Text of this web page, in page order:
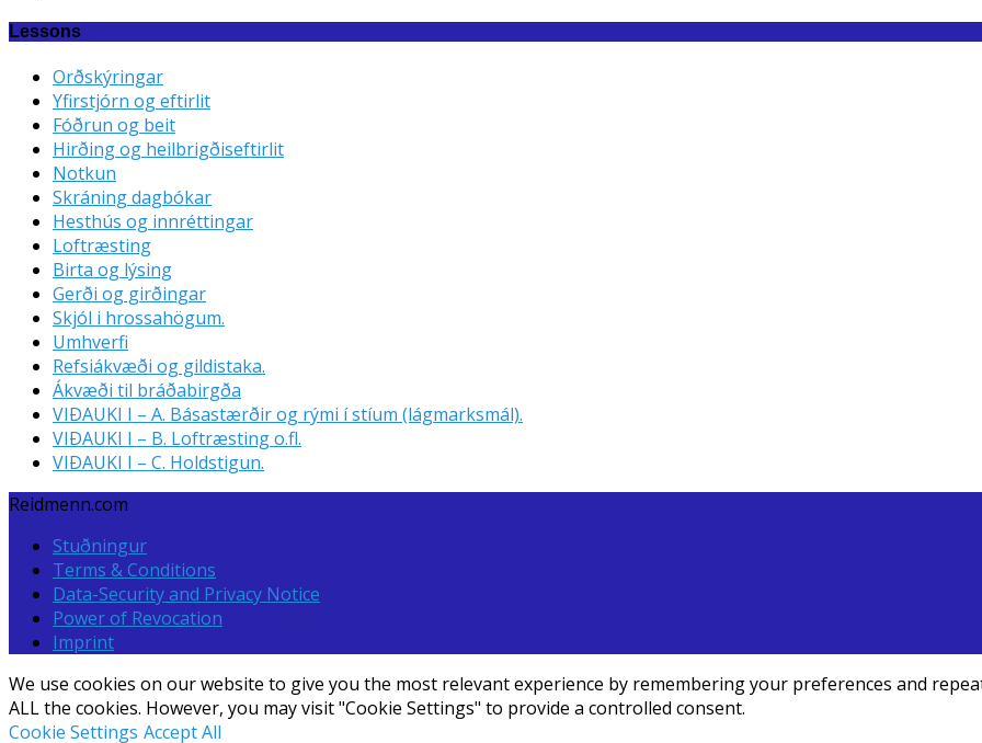
Lessons
Orðskýringar
Yfirstjórn og eftirlit
Fóðrun og beit
Hirðing og heilbrigðiseftirlit
Notkun
Skráning dagbókar
Hesthús og innréttingar
Loftræsting
Birta og lýsing
Gerði og girðingar
Skjól i hrossahögum.
Umhverfi
Refsiákvæði og gildistaka.
Ákvæði til bráðabirgða
VIÐAUKI I – A. Básastærðir og rými í stíum (lágmarksmál).
VIÐAUKI I – B. Loftræsting o.fl.
VIÐAUKI I – C. Holdstigun.
Reidmenn.com
Stuðningur
Terms & Conditions
Data-Security and Privacy Notice
Power of Revocation
Imprint
We use cookies on our website to give you the most relevant experience by remembering your preferences and
ALL the cookies. However, you may visit "Cookie Settings" to provide a controlled consent.
Cookie Settings Accept All